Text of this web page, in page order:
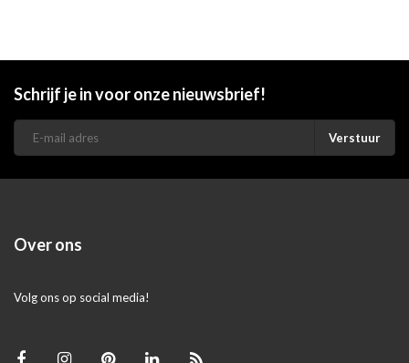
Schrijf je in voor onze nieuwsbrief!
Verstuur
Over ons
Volg ons op social media!